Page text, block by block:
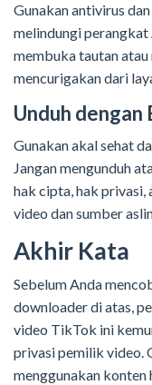
Gunakan antivirus
melindungi perangkat
membuka tautan
mencurigakan dari
Unduh dengan
Gunakan akal sehat
Jangan mengunduh
hak cipta, hak
video dan sumber
Akhir Kata
Sebelum Anda
downloader di atas,
video TikTok ini
privasi pemilik video.
menggunakan konten